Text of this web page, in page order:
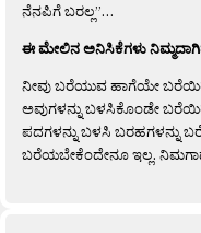
ನೆನಪಿಗೆ ಬರಲ್ಲ”…
ಈ ಮೇಲಿನ ಅನಿಸಿಕೆಗಳು
ನೀವು ಬರೆಯುವ ಹಾಗೆಯೇ
ಅವುಗಳನ್ನು ಬಳಸಿಕೊಂಡೇ
ಪದಗಳನ್ನು ಬಳಸಿ ಬರಹಗಳನ್ನು
ಬರೆಯಬೇಕೆಂದೇನೂ ಇಲ್ಲ.